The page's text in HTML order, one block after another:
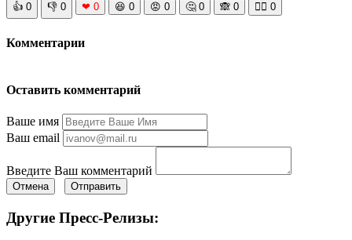
👍 0 👎 0 ❤ 0 😆 0 😡 0 🤔 0 🙈 0 🧘‍♀️ 0
Комментарии
Оставить комментарий
Ваше имя
Ваш email
Введите Ваш комментарий
Отмена Отправить
Другие Пресс-Релизы: